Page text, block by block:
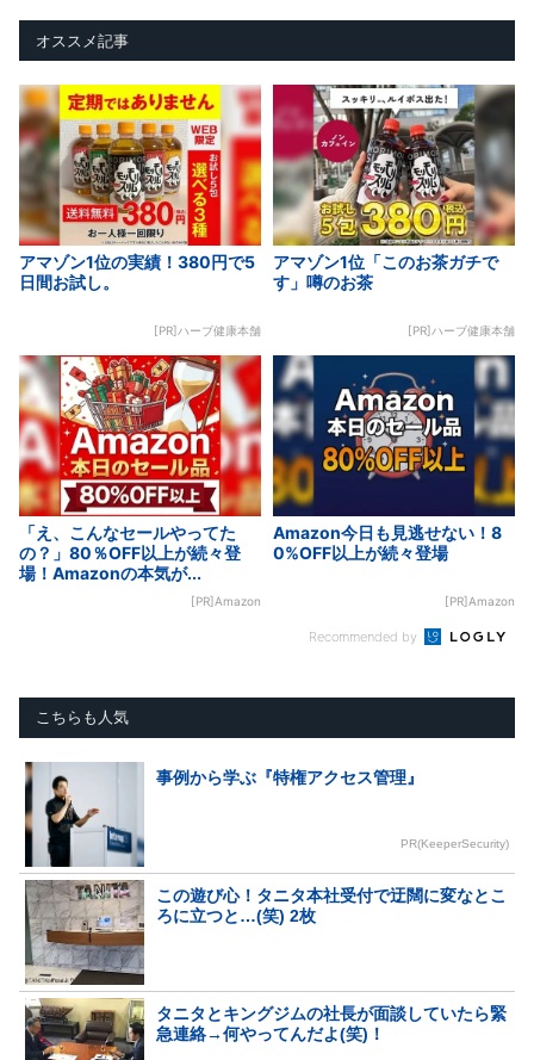
オススメ記事
アマゾン1位の実績！380円で5
日間お試し。
[PR]ハーブ健康本舗
アマゾン1位「このお茶ガチで
す」噂のお茶
[PR]ハーブ健康本舗
「え、こんなセールやってた
の？」80％OFF以上が続々登
場！Amazonの本気が...
[PR]Amazon
Amazon今日も見逃せない！8
0%OFF以上が続々登場
[PR]Amazon
Recommended by
こちらも人気
事例から学ぶ『特権アクセス管理』
PR(KeeperSecurity)
この遊び心！タニタ本社受付で迂闊に変なとこ
ろに立つと…(笑) 2枚
タニタとキングジムの社長が面談していたら緊
急連絡→何やってんだよ(笑)！